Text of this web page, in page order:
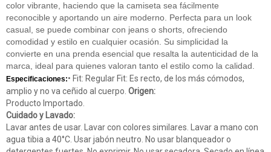
color vibrante, haciendo que la camiseta sea fácilmente
reconocible y aportando un aire moderno. Perfecta para un look
casual, se puede combinar con jeans o shorts, ofreciendo
comodidad y estilo en cualquier ocasión. Su simplicidad la
convierte en una prenda esencial que resalta la autenticidad de la
marca, ideal para quienes valoran tanto el estilo como la calidad.
Especificaciones:• Fit: Regular Fit: Es recto, de los más cómodos,
amplio y no va ceñido al cuerpo. Origen:
Producto Importado.
Cuidado y Lavado:
Lavar antes de usar. Lavar con colores similares. Lavar a mano con
agua tibia a 40°C. Usar jabón neutro. No usar blanqueador o